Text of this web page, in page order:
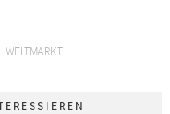
WELTMARKT